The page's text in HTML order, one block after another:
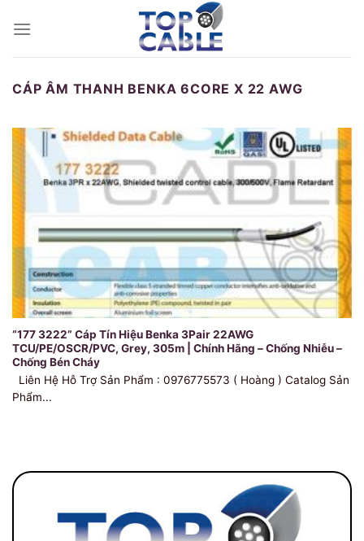
CÁP ÂM THANH BENKA 6CORE X 22 AWG
“177 3222” Cáp Tín Hiệu Benka 3Pair 22AWG
TCU/PE/OSCR/PVC, Grey, 305m | Chính Hãng – Chống Nhiễu –
Chống Bén Cháy
Liên Hệ Hỗ Trợ Sản Phẩm : 0976775573 ( Hoàng ) Catalog Sản
Phẩm...